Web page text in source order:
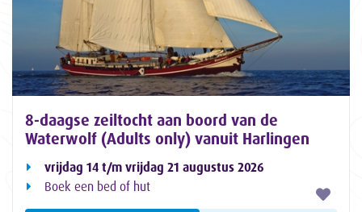
8-daagse zeiltocht aan boord van de
Waterwolf (Adults only) vanuit Harlingen
vrijdag 14 t/m vrijdag 21 augustus 2026
Boek een bed of hut